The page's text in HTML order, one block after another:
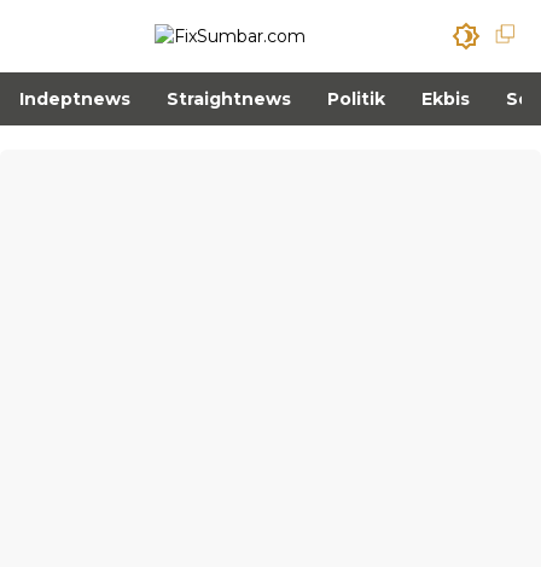
Indeptnews Straightnews Politik Ekbis